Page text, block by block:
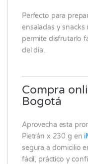
Perfecto para
ensaladas y
permite disfrutarlo
del día.
Compra
Bogotá
Aprovecha esta
Pietrán x 230 g en
segura a domicilio
fácil, práctico y